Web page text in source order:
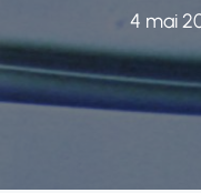
4 mai